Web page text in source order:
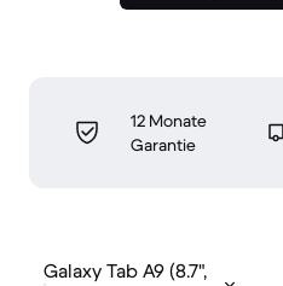
12 Monate
Garantie
Galaxy Tab A9 (8.7",